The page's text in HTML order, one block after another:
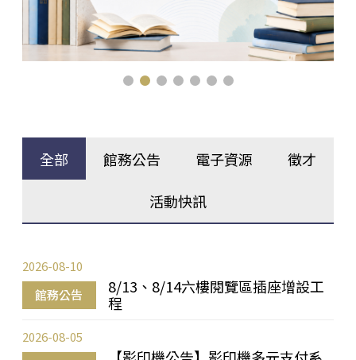
全部 館務公告 電子資源 徵才
活動快訊
館務公告
8/13、8/14六樓閱覽區插座增設工
程
2026-08-10
2026-08-05